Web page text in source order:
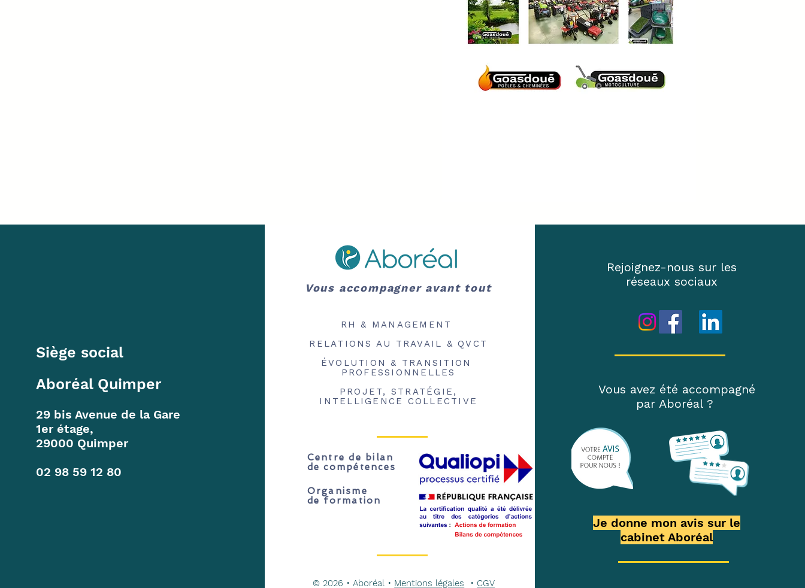
Siège social
Aboréal Quimper
29 bis Avenue de la Gare
1er étage,
29000 Quimper
02 98 59 12 80
Vous accompagner avant tout
RH & MANAGEMENT
RELATIONS AU TRAVAIL & QVCT
ÉVOLUTION & TRANSITION
PROFESSIONNELLES
PROJET, STRATÉGIE,
INTELLIGENCE COLLECTIVE
​Centre de bilan
de compétences
Organisme
de formation
© 2026 • Aboréal • Mentions légales • CGV
Rejoignez-nous sur les
réseaux sociaux
Vous avez été accompagné
par Aboréal ?
Je donne mon avis sur le
cabinet Aboréal